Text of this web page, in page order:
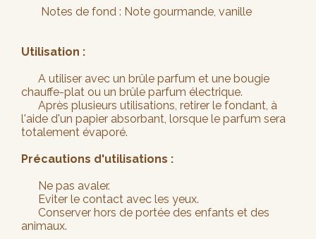
Notes de fond : Note gourmande, vanille
Utilisation :
A utiliser avec un brûle parfum et une bougie
chauffe-plat ou un brûle parfum électrique.
Après plusieurs utilisations, retirer le fondant, à
l'aide d'un papier absorbant, lorsque le parfum sera
totalement évaporé.
Précautions d'utilisations :
Ne pas avaler.
Eviter le contact avec les yeux.
Conserver hors de portée des enfants et des
animaux.